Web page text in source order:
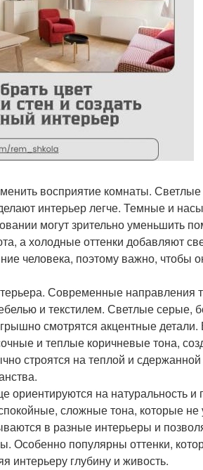
восприятие комнаты. Светлые
интерьер легче. Темные и
могут зрительно уменьшить
а холодные оттенки добавляют
человека, поэтому важно, чтобы
Современные направления
и текстилем. Светлые
смотрятся акцентные детали.
и теплые коричневые тона,
строятся на теплой и
на натуральность
сложные тона, которые не
в разные интерьеры и
Особенно популярны оттенки,
интерьеру глубину и живость.